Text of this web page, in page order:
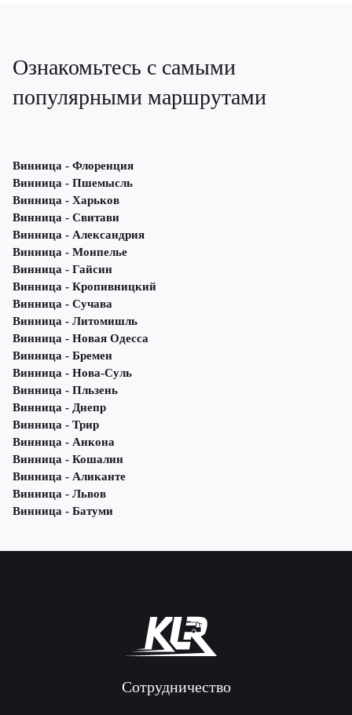
Ознакомьтесь с самыми
популярными маршрутами
Винница - Флоренция
Винница - Пшемысль
Винница - Харьков
Винница - Свитави
Винница - Александрия
Винница - Монпелье
Винница - Гайсин
Винница - Кропивницкий
Винница - Сучава
Винница - Литомишль
Винница - Новая Одесса
Винница - Бремен
Винница - Нова-Суль
Винница - Пльзень
Винница - Днепр
Винница - Трир
Винница - Анкона
Винница - Кошалин
Винница - Аликанте
Винница - Львов
Винница - Батуми
Сотрудничество